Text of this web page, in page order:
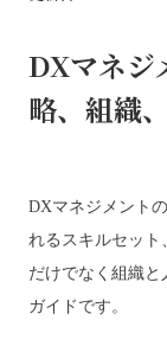
お知らせ
Quantsマ
お問い合
DXマネジ
略、組織
DXマネジメント
れるスキルセット
だけでなく組織
ガイドです。